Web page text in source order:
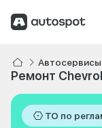
Автосервисы
Ремонт
ТО по